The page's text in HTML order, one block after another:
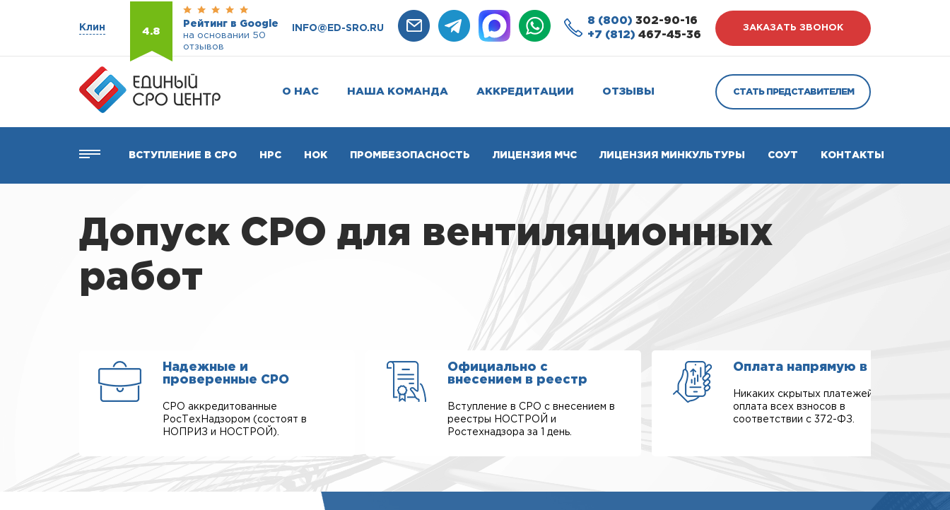
Клин 4.8
Рейтинг в Google
на основании 50
отзывов
INFO@ED-SRO.RU
8 (800) 302-90-16
+7 (812) 467-45-36
ЗАКАЗАТЬ ЗВОНОК
О НАС НАША КОМАНДА АККРЕДИТАЦИИ ОТЗЫВЫ СТАТЬ ПРЕДСТАВИТЕЛЕМ
ВСТУПЛЕНИЕ В СРО НРС НОК ПРОМБЕЗОПАСНОСТЬ ЛИЦЕНЗИЯ МЧС ЛИЦЕНЗИЯ МИНКУЛЬТУРЫ СОУТ КОНТАКТЫ
Допуск СРО для вентиляционных
работ
Надежные и
проверенные СРО
СРО аккредитованные
РосТехНадзором (состоят в
НОПРИЗ и НОСТРОЙ).
Официально с
внесением в реестр
Вступление в СРО с внесением в
реестры НОСТРОЙ и
Ростехнадзора за 1 день.
Оплата напрямую в СРО
Никаких скрытых платежей,
оплата всех взносов в
соответствии с 372-ФЗ.